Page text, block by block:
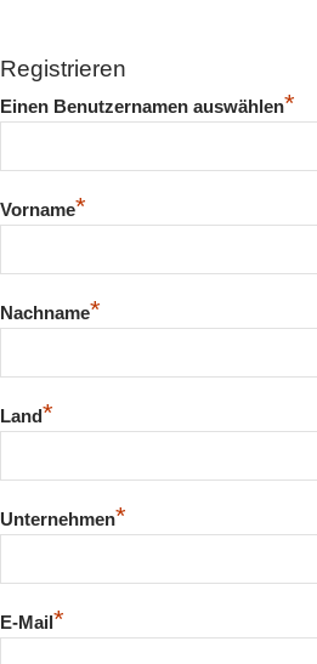
Registrieren
Einen Benutzernamen auswählen*
Vorname*
Nachname*
Land*
Unternehmen*
E-Mail*